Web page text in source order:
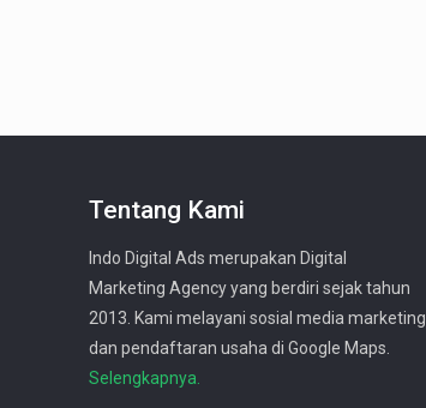
Tentang Kami
Indo Digital Ads merupakan Digital
Marketing Agency yang berdiri sejak tahun
2013. Kami melayani sosial media marketing
dan pendaftaran usaha di Google Maps.
Selengkapnya.